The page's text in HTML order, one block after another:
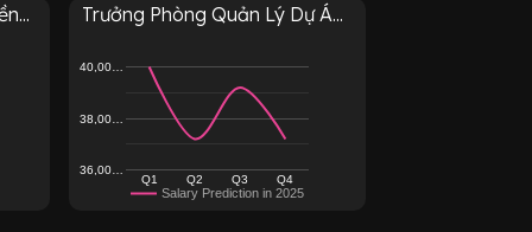
Trưởng Phòng Quản Lý Dự Á...
Salary Prediction in 2025
Q1 Q2 Q3 Q4
36,00…
38,00…
40,00…